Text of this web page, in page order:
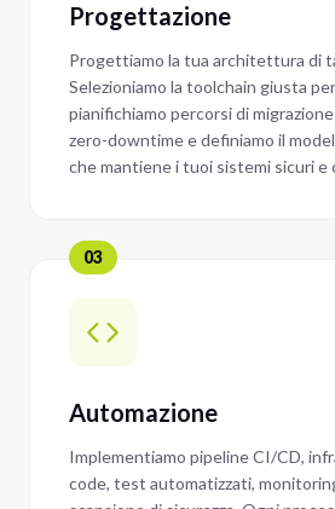
Progettazione
Progettiamo la tua architettura di
Selezioniamo la toolchain giusta
pianifichiamo percorsi di
zero-downtime e definiamo il
che mantiene i tuoi sistemi sicuri e
03
Automazione
Implementiamo pipeline CI/CD,
code, test automatizzati,